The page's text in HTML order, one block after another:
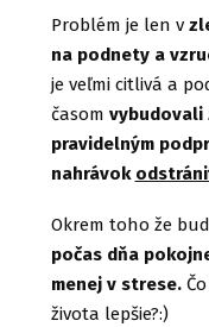
Problém je len v
na podnety a
je veľmi citlivá a
časom vybudovali
pravidelným
nahrávok
Okrem toho že
počas dňa
menej v strese.Čo
života lepšie?:)